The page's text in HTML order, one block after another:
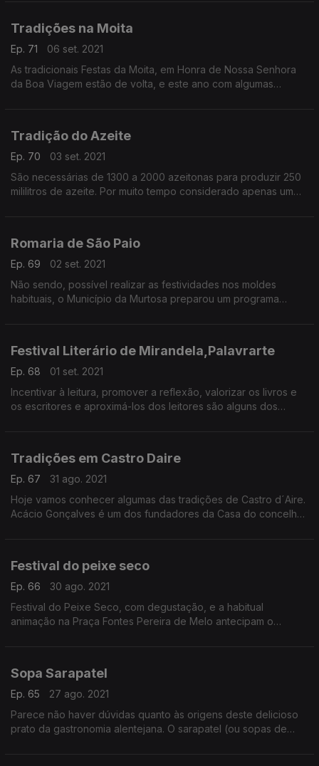
Tradições na Moita
Ep. 71
06 set. 2021
As tradicionais Festas da Moita, em Honra de Nossa Senhora
da Boa Viagem estão de volta, e este ano com algumas
Tradição do Azeite
Ep. 70
03 set. 2021
São necessárias de 1300 a 2000 azeitonas para produzir 250
mililitros de azeite. Por muito tempo considerado apenas um
Romaria de São Paio
Ep. 69
02 set. 2021
Não sendo, possível realizar as festividades nos moldes
habituais, o Município da Murtosa preparou um programa
Festival Literário de Mirandela,Palavrarte
Ep. 68
01 set. 2021
Incentivar à leitura, promover a reflexão, valorizar os livros e
os escritores e aproximá-los dos leitores são alguns dos
Tradições em Castro Daire
Ep. 67
31 ago. 2021
Hoje vamos conhecer algumas das tradições de Castro d´Aire.
Acácio Gonçalves é um dos fundadores da Casa do concelho
Festival do peixe seco
Ep. 66
30 ago. 2021
Festival do Peixe Seco, com degustação, e a habitual
animação na Praça Fontes Pereira de Melo antecipam o
Sopa Sarapatel
Ep. 65
27 ago. 2021
Parece não haver dúvidas quanto às origens deste delicioso
prato da gastronomia alentejana. O sarapatel (ou sopas de